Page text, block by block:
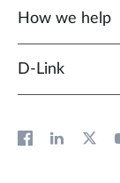
How we help
D‑Link